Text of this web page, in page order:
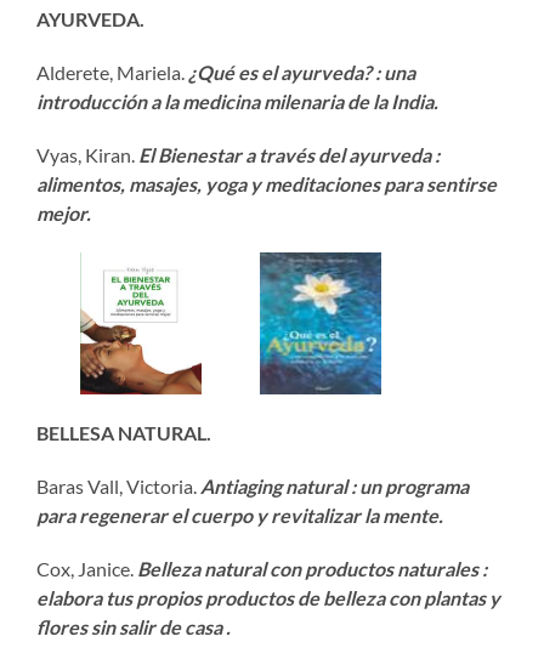
AYURVEDA.
Alderete, Mariela. ¿Qué es el ayurveda? : una
introducción a la medicina milenaria de la India.
Vyas, Kiran. El Bienestar a través del ayurveda :
alimentos, masajes, yoga y meditaciones para sentirse
mejor.
BELLESA NATURAL.
Baras Vall, Victoria. Antiaging natural : un programa
para regenerar el cuerpo y revitalizar la mente.
Cox, Janice. Belleza natural con productos naturales :
elabora tus propios productos de belleza con plantas y
flores sin salir de casa .